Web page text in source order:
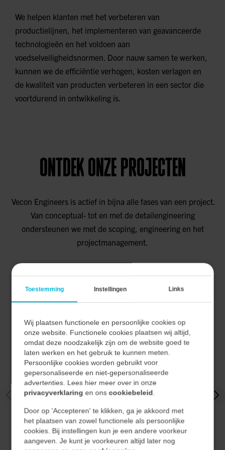
We helpen klanten met het verbeteren van
productielijnen, het implementeren van geavanceerde
technologieën en het voldoen aan
voedselveiligheidsnormen. Door nauw samen te werken,
kunnen we de efficiëntie verhogen, kosten verlagen en
de kwaliteit van producten verbeteren in een sector die
voortdurend in ontwikkeling is.
ONTDEK ONZE PROJECTEN
Vecon Engineers is actief in bijna alle fases van een project.
Van conceptual- tot en met de detailengineering
ondersteunen we met de scoping, engineering en het
projectmanagement.
PROCESINDUSTRIE
DYMENZIONS
De kern van de uitdaging lag in het combineren van
een groot documentatiepakket...
PROCES
Toestemming Instellingen Links
Wij plaatsen functionele en persoonlijke cookies op
onze website. Functionele cookies plaatsen wij altijd,
omdat deze noodzakelijk zijn om de website goed te
laten werken en het gebruik te kunnen meten.
Persoonlijke cookies worden gebruikt voor
gepersonaliseerde en niet-gepersonaliseerde
advertenties. Lees hier meer over in onze
privacyverklaring en onscookiebeleid.
Door op 'Accepteren' te klikken, ga je akkoord met
het plaatsen van zowel functionele als persoonlijke
cookies. Bij instellingen kun je een andere voorkeur
aangeven. Je kunt je voorkeuren altijd later nog